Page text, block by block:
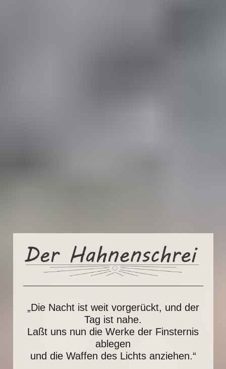
„Die Nacht ist weit vorgerückt, und der
Tag ist nahe.
Laßt uns nun die Werke der Finsternis
ablegen
und die Waffen des Lichts anziehen.“